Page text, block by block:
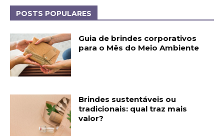
POSTS POPULARES
Guia de brindes corporativos
para o Mês do Meio Ambiente
Brindes sustentáveis ou
tradicionais: qual traz mais
valor?